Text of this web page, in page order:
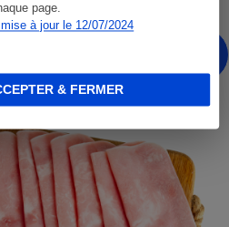
page.
à jour le 12/07/2024
& FERMER
comparatif